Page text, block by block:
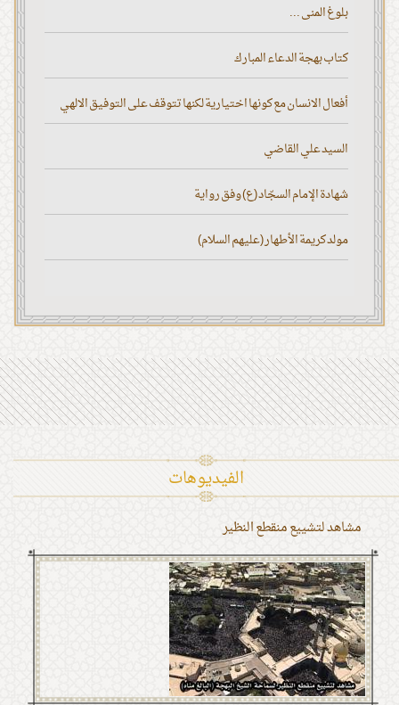
بلوغ المنى ...
كتاب بهجة الدعاء المبارك
أفعال الانسان مع كونها اختيارية لكنها تتوقف على التوفيق الالهي
السيد علي القاضي
شهادة الإمام السجّاد (ع) وفق رواية
مولد كريمة الأطهار (عليهم السلام)
الفیدیوهات
مشاهد لتشييع منقطع النظير